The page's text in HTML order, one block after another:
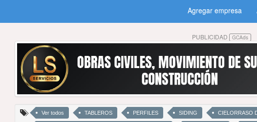
Agregar empresa
PUBLICIDAD GCAds
Ver todos TABLEROS PERFILES SIDING CIELORRASO